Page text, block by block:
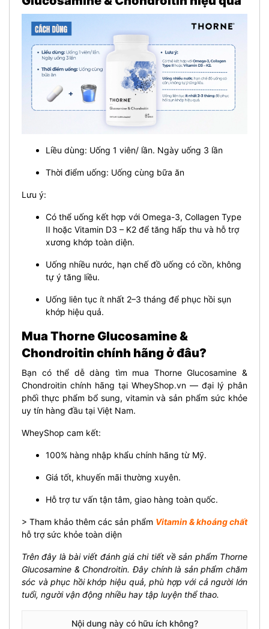
Liều dùng: Uống 1 viên/ lần. Ngày uống 3 lần
Thời điểm uống: Uống cùng bữa ăn
Lưu ý:
Có thể uống kết hợp với Omega-3, Collagen Type
II hoặc Vitamin D3 – K2 để tăng hấp thu và hỗ trợ
xương khớp toàn diện.
Uống nhiều nước, hạn chế đồ uống có cồn, không
tự ý tăng liều.
Uống liên tục ít nhất 2–3 tháng để phục hồi sụn
khớp hiệu quả.
Mua Thorne Glucosamine &
Chondroitin chính hãng ở đâu?
Bạn có thể dễ dàng tìm mua Thorne Glucosamine &
Chondroitin chính hãng tại WheyShop.vn — đại lý phân
phối thực phẩm bổ sung, vitamin và sản phẩm sức khỏe
uy tín hàng đầu tại Việt Nam.
WheyShop cam kết:
100% hàng nhập khẩu chính hãng từ Mỹ.
Giá tốt, khuyến mãi thường xuyên.
Hỗ trợ tư vấn tận tâm, giao hàng toàn quốc.
> Tham khảo thêm các sản phẩm Vitamin & khoáng chất
hỗ trợ sức khỏe toàn diện
Trên đây là bài viết đánh giá chi tiết về sản phẩm Thorne
Glucosamine & Chondroitin. Đây chính là sản phẩm chăm
sóc và phục hồi khớp hiệu quả, phù hợp với cả người lớn
tuổi, người vận động nhiều hay tập luyện thể thao.
Nội dung này có hữu ích không?